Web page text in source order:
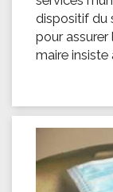
dispositif du
pour
maire insiste